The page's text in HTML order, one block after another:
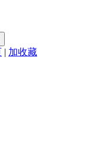
| 加收藏